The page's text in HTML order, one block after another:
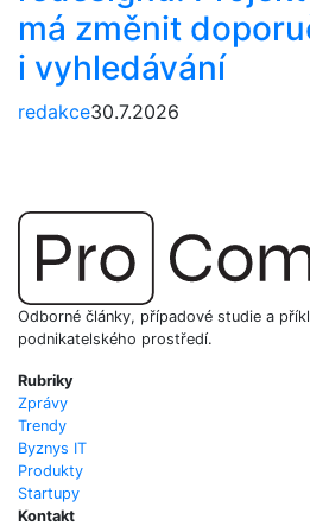
má změnit
i vyhledávání
redakce30.7.2026
Odborné články, případové studie a
podnikatelského prostředí.
Rubriky
Zprávy
Trendy
Byznys IT
Produkty
Startupy
Kontakt